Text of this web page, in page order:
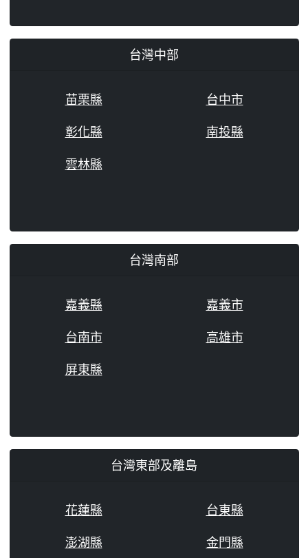
台灣中部
苗栗縣
台中市
彰化縣
南投縣
雲林縣
台灣南部
嘉義縣
嘉義市
台南市
高雄市
屏東縣
台灣東部及離島
花蓮縣
台東縣
澎湖縣
金門縣